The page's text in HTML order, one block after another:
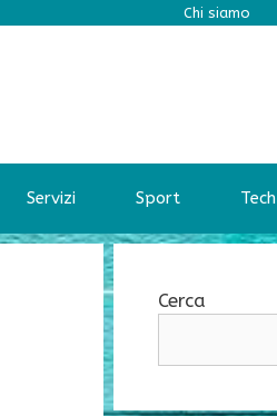
Chi siamo
Servizi Sport Tech
Cerca